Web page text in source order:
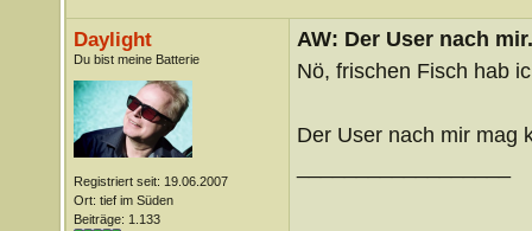
Daylight
Du bist meine Batterie
Registriert seit: 19.06.2007
Ort: tief im Süden
Beiträge: 1.133
AW: Der User nach
Nö, frischen Fisch hab
Der User nach mir mag